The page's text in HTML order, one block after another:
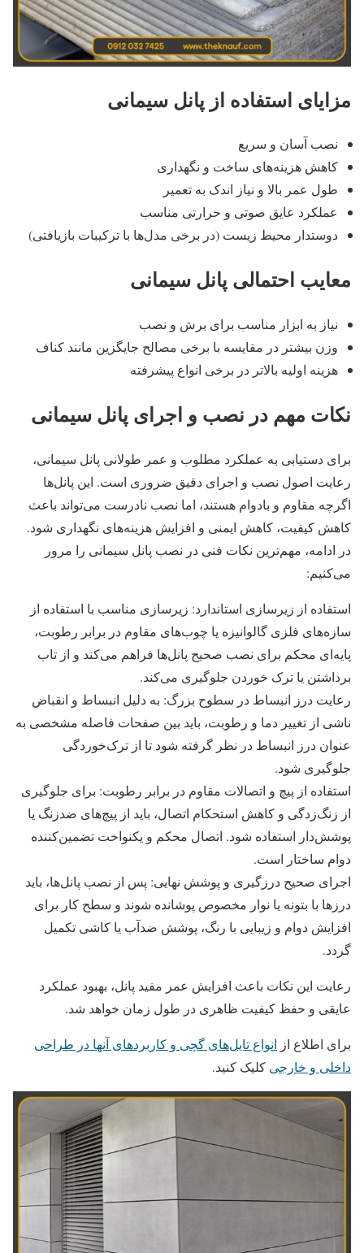
مزایای استفاده از پانل سیمانی
نصب آسان و سریع
کاهش هزینه‌های ساخت و نگهداری
طول عمر بالا و نیاز اندک به تعمیر
عملکرد عایق صوتی و حرارتی مناسب
دوستدار محیط‌ زیست (در برخی مدل‌ها با ترکیبات بازیافتی)
معایب احتمالی پانل سیمانی
نیاز به ابزار مناسب برای برش و نصب
وزن بیشتر در مقایسه با برخی مصالح جایگزین مانند کناف
هزینه اولیه بالاتر در برخی انواع پیشرفته
نکات مهم در نصب و اجرای پانل سیمانی
برای دستیابی به عملکرد مطلوب و عمر طولانی پانل سیمانی،
رعایت اصول نصب و اجرای دقیق ضروری است. این پانل‌ها
اگرچه مقاوم و بادوام هستند، اما نصب نادرست می‌تواند باعث
کاهش کیفیت، کاهش ایمنی و افزایش هزینه‌های نگهداری شود.
در ادامه، مهم‌ترین نکات فنی در نصب پانل سیمانی را مرور
می‌کنیم:
استفاده از زیرسازی استاندارد: زیرسازی مناسب با استفاده از
سازه‌های فلزی گالوانیزه یا چوب‌های مقاوم در برابر رطوبت،
پایه‌ای محکم برای نصب صحیح پانل‌ها فراهم می‌کند و از تاب
برداشتن یا ترک خوردن جلوگیری می‌کند.
رعایت درز انبساط در سطوح بزرگ: به ‌دلیل انبساط و انقباض
ناشی از تغییر دما و رطوبت، باید بین صفحات فاصله مشخصی به
‌عنوان درز انبساط در نظر گرفته شود تا از ترک‌خوردگی
جلوگیری شود.
استفاده از پیچ و اتصالات مقاوم در برابر رطوبت: برای جلوگیری
از زنگ‌زدگی و کاهش استحکام اتصال، باید از پیچ‌های ضدزنگ یا
پوشش‌دار استفاده شود. اتصال محکم و یکنواخت تضمین‌کننده
دوام ساختار است.
اجرای صحیح درزگیری و پوشش نهایی: پس از نصب پانل‌ها، باید
درزها با بتونه یا نوار مخصوص پوشانده شوند و سطح کار برای
افزایش دوام و زیبایی با رنگ، پوشش ضدآب یا کاشی تکمیل
گردد.
رعایت این نکات باعث افزایش عمر مفید پانل، بهبود عملکرد
عایقی و حفظ کیفیت ظاهری در طول زمان خواهد شد.
برای اطلاع از انواع تایل‌های گچی و کاربردهای آنها در طراحی
داخلی و خارجی کلیک کنید.